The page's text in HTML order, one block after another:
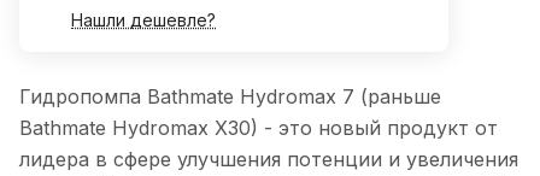
Нашли дешевле?
Гидропомпа Bathmate Hydromax 7 (раньше
Bathmate Hydromax X30) - это новый продукт от
лидера в сфере улучшения потенции и увеличения